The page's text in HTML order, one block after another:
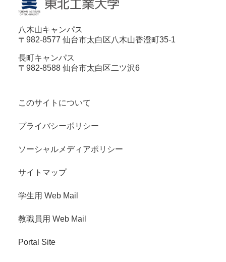
八木山キャンパス
〒982-8577 仙台市太白区八木山香澄町35-1
長町キャンパス
〒982-8588 仙台市太白区二ツ沢6
このサイトについて
プライバシーポリシー
ソーシャルメディアポリシー
サイトマップ
学生用 Web Mail
教職員用 Web Mail
Portal Site